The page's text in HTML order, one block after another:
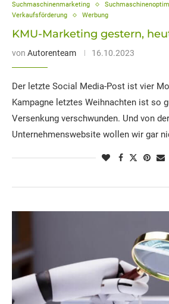
Suchmaschinenmarketing
Verkaufsförderung
Werbung
KMU-Marketing gestern,
von Autorenteam 16.10.2023
Der letzte Social Media-Post ist vier
Kampagne letztes Weihnachten ist so
Versenkung verschwunden. Und von der
Unternehmenswebsite wollen wir gar